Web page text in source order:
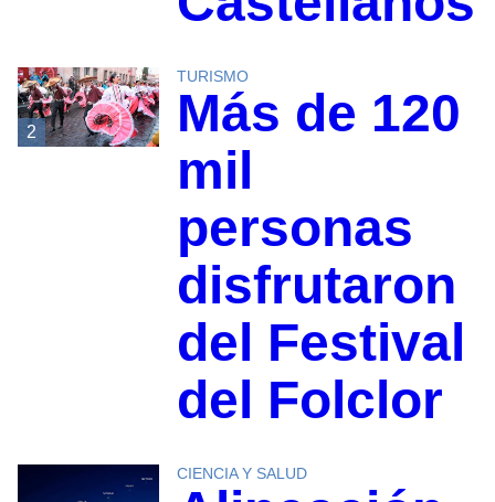
2
TURISMO
Más de 120
mil
personas
disfrutaron
del Festival
del Folclor
CIENCIA Y SALUD